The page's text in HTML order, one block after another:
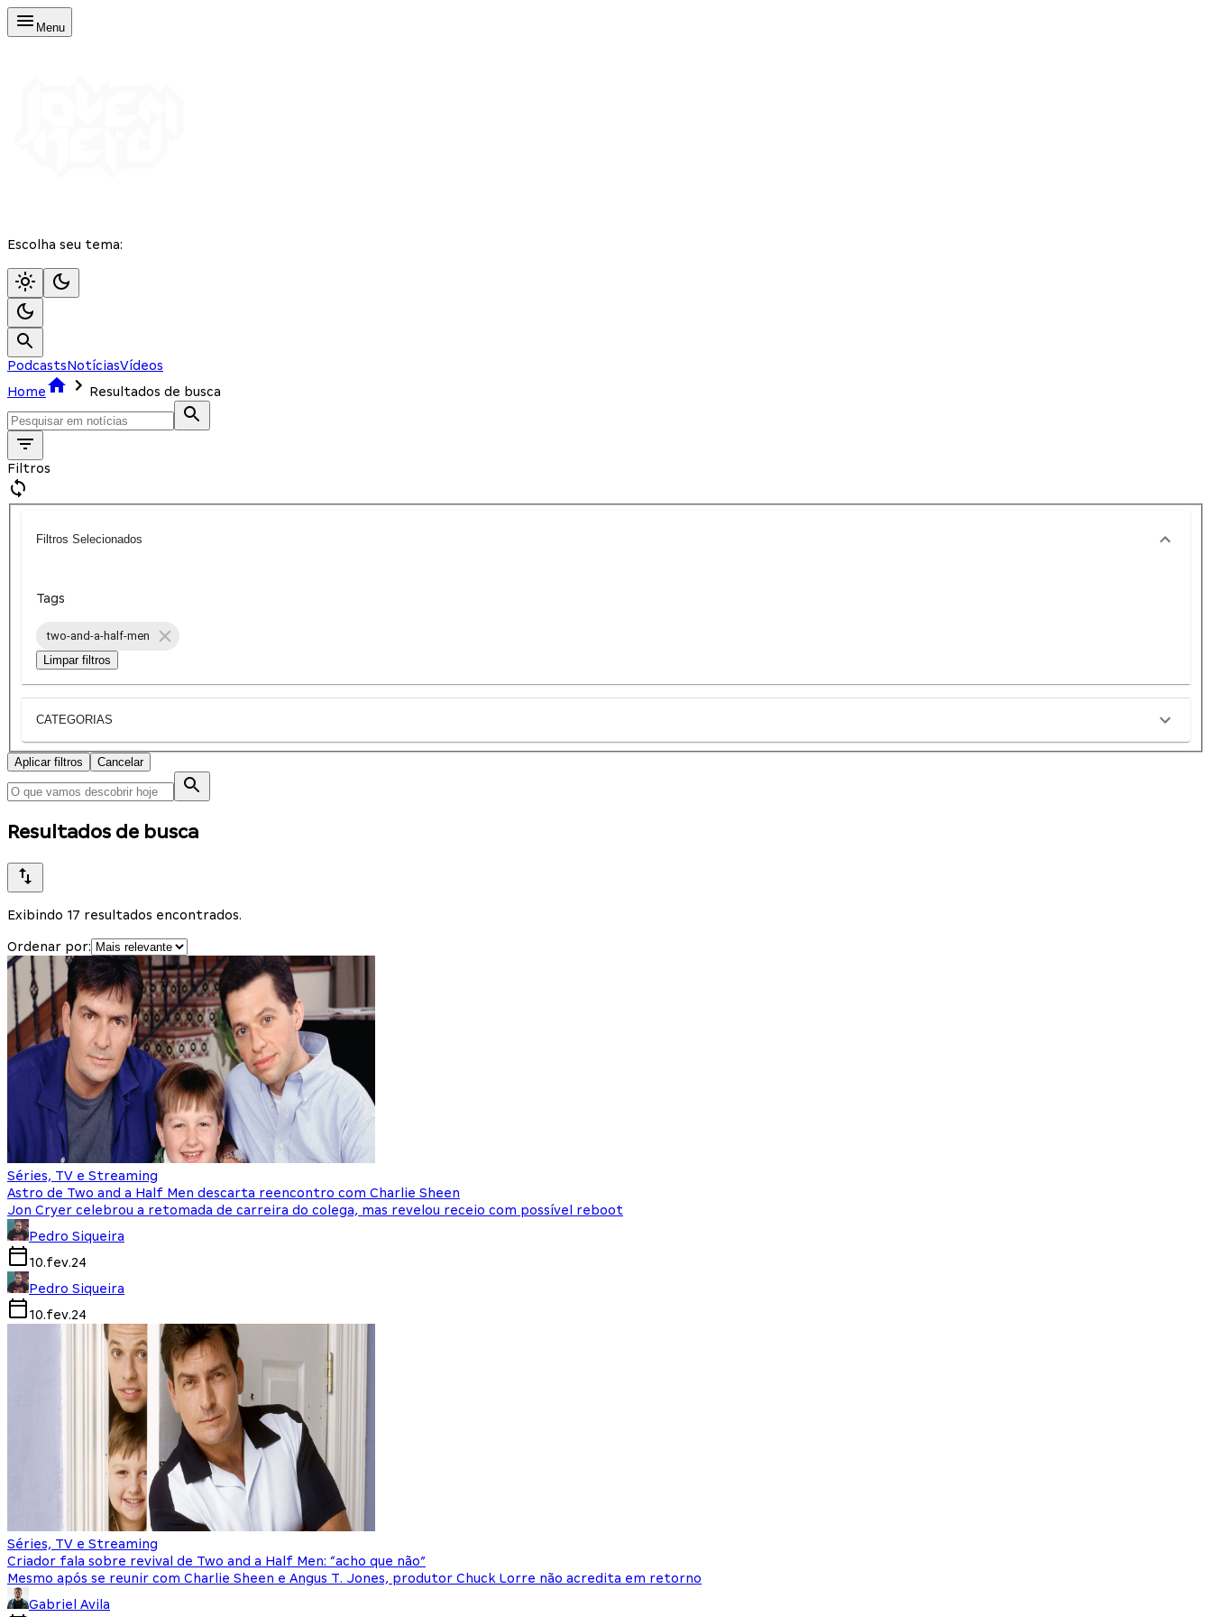
Menu
Escolha seu tema:
PodcastsNotíciasVídeos
Home
Resultados de busca
Filtros
Filtros Selecionados
Tags
two-and-a-half-men
Limpar filtros
CATEGORIAS
Aplicar filtros Cancelar
Resultados de busca
Exibindo 17 resultados encontrados.
Ordenar por:
Séries, TV e Streaming
Astro de Two and a Half Men descarta reencontro com Charlie Sheen
Jon Cryer celebrou a retomada de carreira do colega, mas revelou receio com possível reboot
Pedro Siqueira
10.fev.24
Pedro Siqueira
10.fev.24
Séries, TV e Streaming
Criador fala sobre revival de Two and a Half Men: “acho que não”
Mesmo após se reunir com Charlie Sheen e Angus T. Jones, produtor Chuck Lorre não acredita em retorno
Gabriel Avila